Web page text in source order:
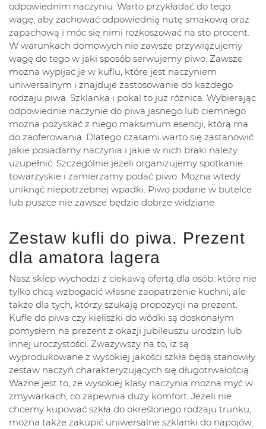
odpowiednim naczyniu. Warto przykładać do tego
wagę, aby zachować odpowiednią nutę smakową oraz
zapachową i móc się nimi rozkoszować na sto procent.
W warunkach domowych nie zawsze przywiązujemy
wagę do tego w jaki sposób serwujemy piwo. Zawsze
można wypijać je w kuflu, które jest naczyniem
uniwersalnym i znajduje zastosowanie do każdego
rodzaju piwa. Szklanka i pokal to już różnica. Wybierając
odpowiednie naczynie do piwa jasnego lub ciemnego
można pozyskać z niego maksimum esencji, którą ma
do zaoferowania. Dlatego czasami warto się zastanowić
jakie posiadamy naczynia i jakie w nich braki należy
uzupełnić. Szczególnie jeżeli organizujemy spotkanie
towarzyskie i zamierzamy podać piwo. Można wtedy
uniknąć niepotrzebnej wpadki. Piwo podane w butelce
lub puszce nie zawsze będzie dobrze widziane.
Zestaw kufli do piwa. Prezent
dla amatora lagera
Nasz sklep wychodzi z ciekawą ofertą dla osób, które nie
tylko chcą wzbogacić własne zaopatrzenie kuchni, ale
także dla tych, którzy szukają propozycji na prezent.
Kufle do piwa czy kieliszki do wódki są doskonałym
pomysłem na prezent z okazji jubileuszu urodzin lub
innej uroczystości. Zważywszy na to, iż są
wyprodukowane z wysokiej jakości szkła będą stanowiły
zestaw naczyń charakteryzujących się długotrwałością.
Ważne jest to, że wysokiej klasy naczynia można myć w
zmywarkach, co zapewnia duży komfort. Jeżeli nie
chcemy kupować szkła do określonego rodzaju trunku,
można także zakupić uniwersalne szklanki do napojów,